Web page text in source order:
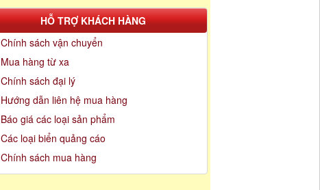
HỖ TRỢ KHÁCH HÀNG
Chính sách vận chuyển
Mua hàng từ xa
Chính sách đại lý
Hướng dẫn liên hệ mua hàng
Báo giá các loại sản phẩm
Các loại biển quảng cáo
Chính sách mua hàng